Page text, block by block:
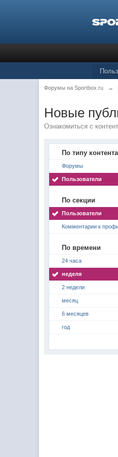
Форумы на Sportbox.ru →
Новые
Ознакомиться с
По типу контента
Форумы
Пользователи
По секции
Пользователи
Комментарии к
По времени
24 часа
неделя
2 недели
месяц
6 месяцев
год